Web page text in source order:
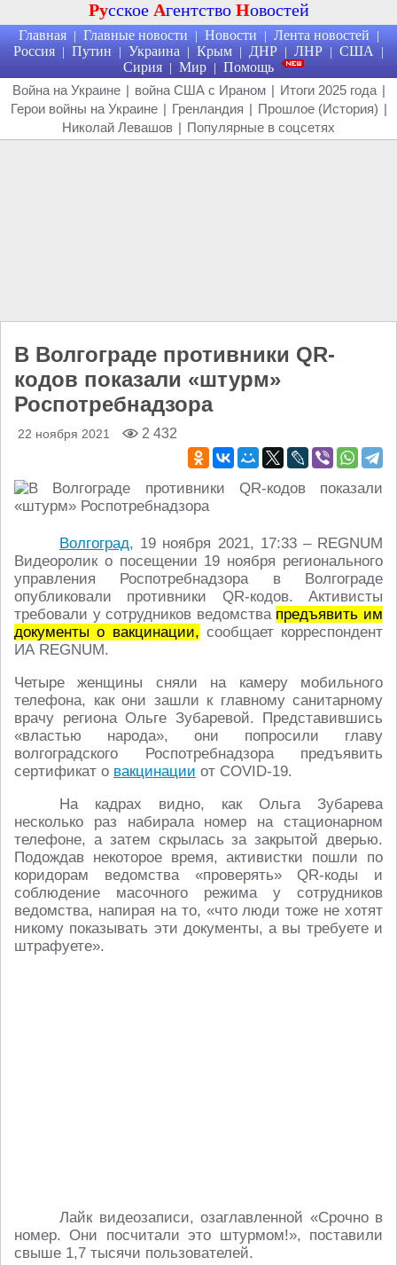
Русское Агентство Новостей
Главная | Главные новости | Новости | Лента новостей |
Россия | Путин | Украина | Крым | ДНР | ЛНР | США |
Сирия | Мир | Помощь
Война на Украине | война США с Ираном | Итоги 2025 года |
Герои войны на Украине | Гренландия | Прошлое (История) |
Николай Левашов | Популярные в соцсетях
В Волгограде противники QR-
кодов показали «штурм»
Роспотребнадзора
22 ноября 2021 2 432
Волгоград, 19 ноября 2021, 17:33 – REGNUM
Видеоролик о посещении 19 ноября регионального
управления Роспотребнадзора в Волгограде
опубликовали противники QR-кодов. Активисты
требовали у сотрудников ведомства предъявить им
документы о вакцинации, сообщает корреспондент
ИА REGNUM.
Четыре женщины сняли на камеру мобильного
телефона, как они зашли к главному санитарному
врачу региона Ольге Зубаревой. Представившись
«властью народа», они попросили главу
волгоградского Роспотребнадзора предъявить
сертификат о вакцинации от COVID-19.
На кадрах видно, как Ольга Зубарева
несколько раз набирала номер на стационарном
телефоне, а затем скрылась за закрытой дверью.
Подождав некоторое время, активистки пошли по
коридорам ведомства «проверять» QR-коды и
соблюдение масочного режима у сотрудников
ведомства, напирая на то, «что люди тоже не хотят
никому показывать эти документы, а вы требуете и
штрафуете».
Лайк видеозаписи, озаглавленной «Срочно в
номер. Они посчитали это штурмом!», поставили
свыше 1,7 тысячи пользователей.